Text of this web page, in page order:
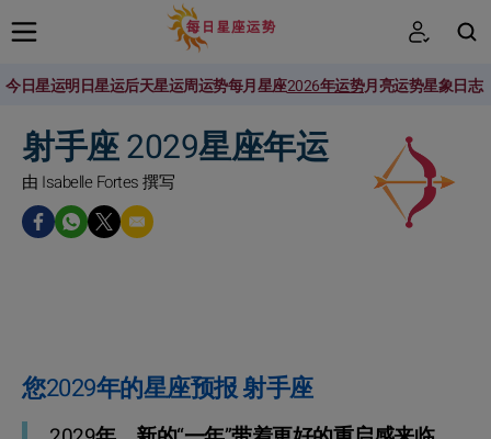
今日星运明日星运后天星运周运势每月星座2026年运势月亮运势星象日志
射手座 2029星座年运
由 Isabelle Fortes 撰写
您2029年的星座预报 射手座